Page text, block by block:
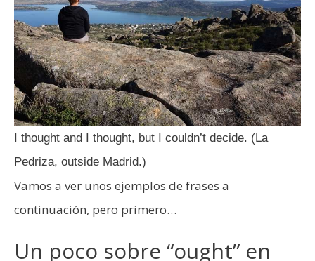
I thought and I thought, but I couldn’t decide. (La
Pedriza, outside Madrid.)
Vamos a ver unos ejemplos de frases a
continuación, pero primero…
Un poco sobre “ought” en